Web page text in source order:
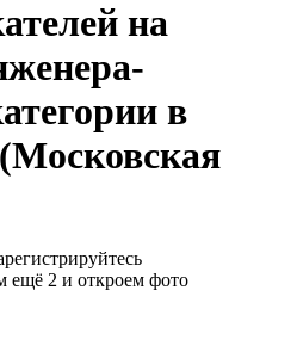
на
в
ещё 2 и откроем фото